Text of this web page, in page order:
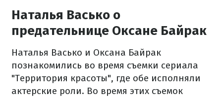
Наталья Васько о
предательнице Оксане Байрак
Наталья Васько и Оксана Байрак
познакомились во время съемки сериала
"Территория красоты", где обе исполняли
актерские роли. Во время этих съемок